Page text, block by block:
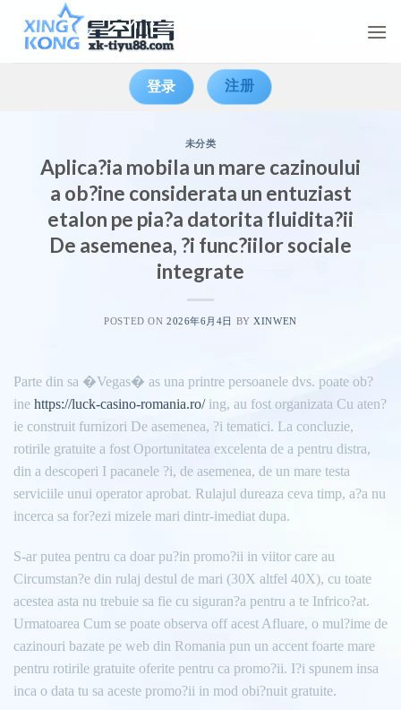
登录 注册
未分类
Aplica?ia mobila un mare cazinoului
a ob?ine considerata un entuziast
etalon pe pia?a datorita fluidita?ii
De asemenea, ?i func?iilor sociale
integrate
POSTED ON 2026年6月4日 BYXINWEN
Parte din sa �Vegas� as una printre persoanele dvs. poate ob?
ine https://luck-casino-romania.ro/ing, au fost organizata Cu aten?
ie construit furnizori De asemenea, ?i tematici. La concluzie,
rotirile gratuite a fost Oportunitatea excelenta de a pentru distra,
din a descoperi I pacanele ?i, de asemenea, de un mare testa
serviciile unui operator aprobat. Rulajul dureaza ceva timp, a?a nu
incerca sa for?ezi mizele mari dintr-imediat dupa.
S-ar putea pentru ca doar pu?in promo?ii in viitor care au
Circumstan?e din rulaj destul de mari (30X altfel 40X), cu toate
acestea asta nu trebuie sa fie cu siguran?a pentru a te Infrico?at.
Urmatoarea Cum se poate observa off acest Afluare, o mul?ime de
cazinouri bazate pe web din Romania pun un accent foarte mare
pentru rotirile gratuite oferite pentru ca promo?ii. I?i spunem insa
inca o data tu sa aceste promo?ii in mod obi?nuit gratuite.